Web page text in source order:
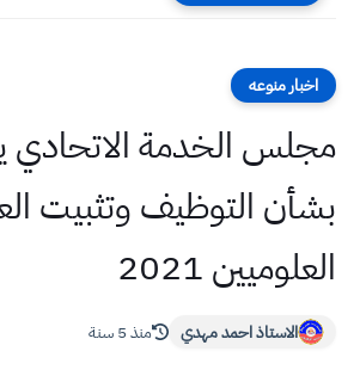
اخبار منوعه
مجلس الخدمة
بشأن التوظيف وتثبيت
العلوميين 2021
الاستاذ احمد مهدي منذ 5 سنة